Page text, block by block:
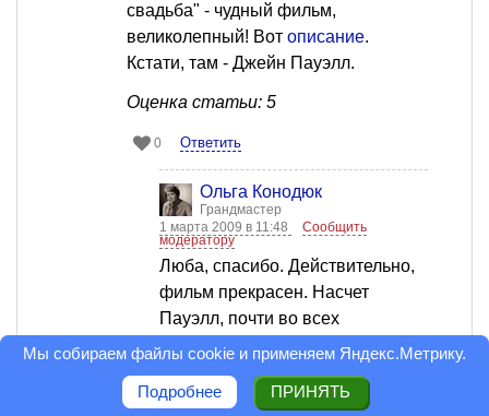
свадьба" - чудный фильм,
великолепный! Вот описание.
Кстати, там - Джейн Пауэлл.
Оценка статьи: 5
0 Ответить
Ольга Конодюк
Грандмастер
1 марта 2009 в 11:48
Сообщить
модератору
Люба, cпасибо. Действительно,
фильм прекрасен. Насчет
Пауэлл, почти во всех
источниках она - Элеонора.
0 Ответить
Мы собираем файлы cookie и применяем Яндекс.Метрику.
Подробнее ПРИНЯТЬ